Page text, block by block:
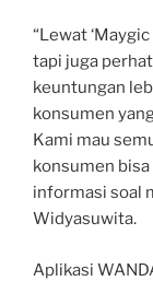
“Lewat
tapi juga
keuntungan
konsumen
Kami mau
konsumen bisa
informasi soal
Widyasuwita.
Aplikasi